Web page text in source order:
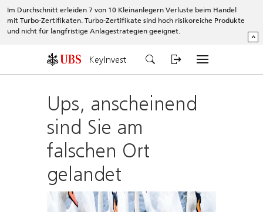
Im Durchschnitt erleiden 7 von 10 Kleinanlegern Verluste beim Handel
mit Turbo-Zertifikaten. Turbo-Zertifikate sind hoch risikoreiche Produkte
und nicht für langfristige Anlagestrategien geeignet.
^
KeyInvest
Ups, anscheinend
sind Sie am
falschen Ort
gelandet